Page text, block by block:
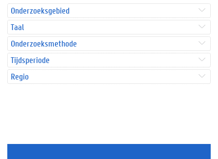
Onderzoeksgebied
Taal
Onderzoeksmethode
Tijdsperiode
Regio